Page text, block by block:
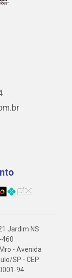
Jardim NS
460
- Avenida
SP - CEP
94